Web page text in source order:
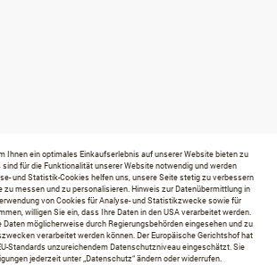
Ihnen ein optimales Einkaufserlebnis auf unserer Website bieten zu
sind für die Funktionalität unserer Website notwendig und werden
und Statistik-Cookies helfen uns, unsere Seite stetig zu verbessern
zu messen und zu personalisieren. Hinweis zur Datenübermittlung in
von Cookies für Analyse- und Statistikzwecke sowie für
willigen Sie ein, dass Ihre Daten in den USA verarbeitet werden.
möglicherweise durch Regierungsbehörden eingesehen und zu
verarbeitet werden können. Der Europäische Gerichtshof hat
Standards unzureichendem Datenschutzniveau eingeschätzt. Sie
jederzeit unter „Datenschutz“ ändern oder widerrufen.